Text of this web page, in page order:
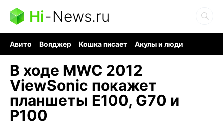
Hi-News.ru
Авито Вояджер Кошка писает
Акулы и люди
В ходе MWC 2012
ViewSonic покажет
планшеты E100, G70 и
P100